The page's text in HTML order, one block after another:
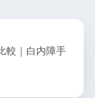
較｜白内障手